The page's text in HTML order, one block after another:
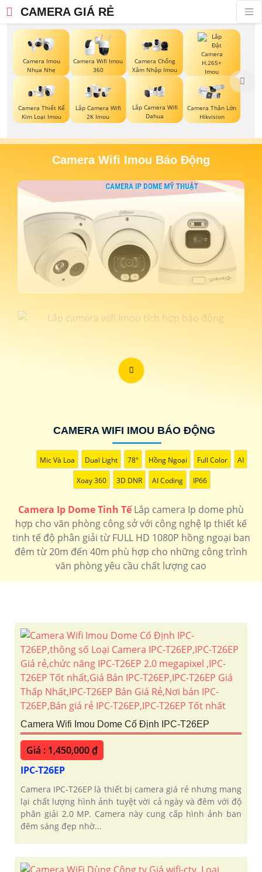
CAMERA GIÁ RẺ
Camera Imou
Nhụa Nhẹ
Camera Wifi Imou
360
Camera Chống
Xâm Nhập Imou
Lắp Camera Imou
H.265+
Camera Thiết Kế
Kim Loại Imou
Lắp Camera Wifi
2K Imou
Lắp Camera Wifi
Dahua
Camera Thân Lớn
Hikvision
Camera Wifi Imou Báo Động
CAMERA WIFI IMOU BÁO ĐỘNG
Mic Và Loa Dual Light 78° Hồng Ngoại Full Color AI
Xoay 360 3D DNR AI Coding IP66
Camera Ip Dome Tinh TếLắp camera Ip dome phù
hợp cho văn phòng công sở với công nghệ Ip thiết kế
tinh tế độ phân giải từ FULL HD 1080P hồng ngoại ban
đêm từ 20m đến 40m phù hợp cho những công trình
văn phòng yêu cầu chất lượng cao
Camera Wifi Imou Dome Cố Định IPC-T26EP
Giá : 1,450,000 ₫
IPC-T26EP
Camera IPC-T26EP là thiết bị camera giá rẻ nhưng mang
lại chất lượng hình ảnh tuyệt vời cả ngày và đêm với độ
phân giải 2.0 MP. Camera này cung cấp hình ảnh ban
đêm sáng đẹp nhờ...